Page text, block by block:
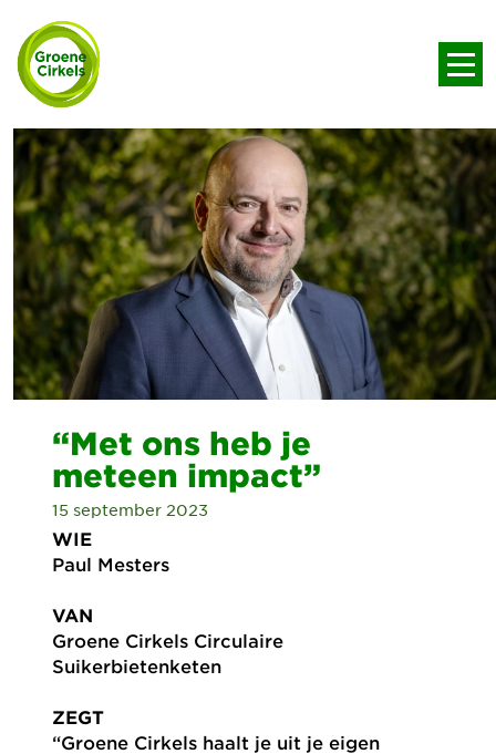
“Met ons heb je
meteen impact”
15 september 2023
WIE
Paul Mesters
VAN
Groene Cirkels Circulaire
Suikerbietenketen
ZEGT
“Groene Cirkels haalt je uit je eigen